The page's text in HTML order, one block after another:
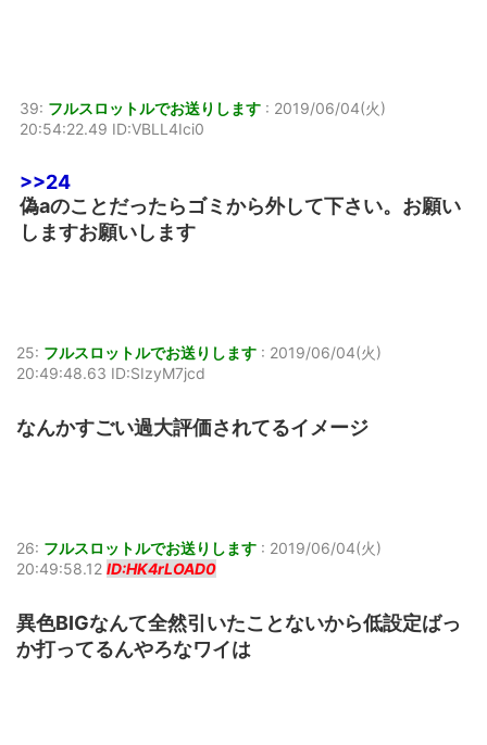
39: フルスロットルでお送りします : 2019/06/04(火)
20:54:22.49 ID:VBLL4Ici0
>>24
偽aのことだったらゴミから外して下さい。お願い
しますお願いします
25: フルスロットルでお送りします : 2019/06/04(火)
20:49:48.63 ID:SIzyM7jcd
なんかすごい過大評価されてるイメージ
26: フルスロットルでお送りします : 2019/06/04(火)
20:49:58.12 ID:HK4rLOAD0
異色BIGなんて全然引いたことないから低設定ばっ
か打ってるんやろなワイは